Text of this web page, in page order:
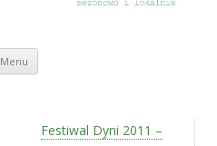
Menu Przeskocz do treści
Festiwal Dyni 2011 –